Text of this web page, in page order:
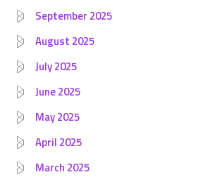
September 2025
August 2025
July 2025
June 2025
May 2025
April 2025
March 2025